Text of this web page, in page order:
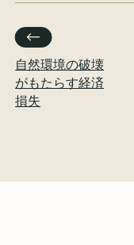
自然環境の破壊
がもたらす経済
損失